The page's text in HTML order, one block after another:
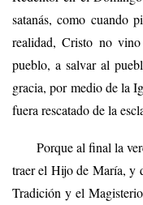
satanás, como cuando
realidad, Cristo no
pueblo, a salvar al
gracia, por medio de la
fuera rescatado de la
Porque al final la
traer el Hijo de María, y
Tradición y el